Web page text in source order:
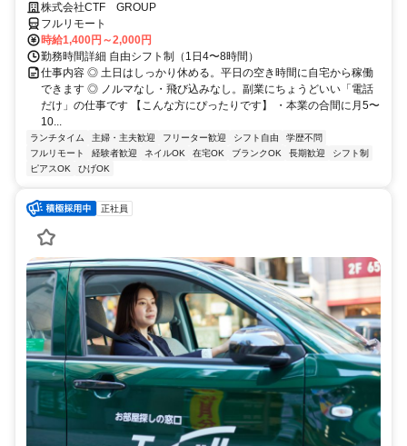
株式会社CTF GROUP
フルリモート
時給1,400円～2,000円
勤務時間詳細 自由シフト制（1日4〜8時間）
仕事内容 ◎ 土日はしっかり休める。平日の空き時間に自宅から稼働
できます ◎ ノルマなし・飛び込みなし。副業にちょうどいい「電話
だけ」の仕事です 【こんな方にぴったりです】 ・本業の合間に月5〜
10...
ランチタイム 主婦・主夫歓迎 フリーター歓迎 シフト自由
学歴不問
フルリモート
経験者歓迎 ネイルOK 在宅OK ブランクOK 長期歓迎
シフト制
ピアスOK
ひげOK
正社員